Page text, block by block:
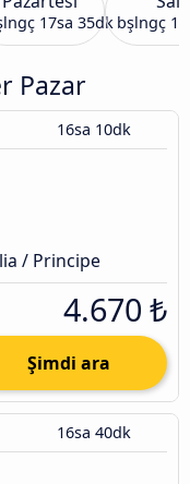
17sa 35dk bşlngç
Pazar
16sa 10dk
/ Principe
4.670 ₺
Şimdi ara
16sa 40dk